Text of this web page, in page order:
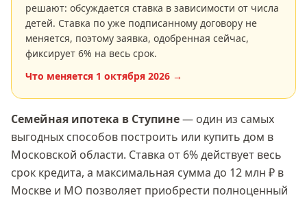
решают: обсуждается ставка в зависимости от числа
детей. Ставка по уже подписанному договору не
меняется, поэтому заявка, одобренная сейчас,
фиксирует 6% на весь срок.
Что меняется 1 октября 2026 →
Семейная ипотека в Ступине— один из самых
выгодных способов построить или купить дом в
Московской области. Ставка от 6%действует весь
срок кредита, а максимальная сумма до 12 млн ₽ в
Москве и МО позволяет приобрести полноценный